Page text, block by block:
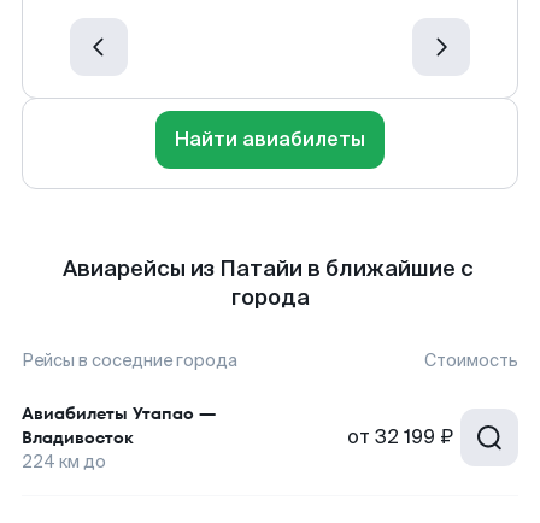
Найти авиабилеты
Авиарейсы из Патайи в ближайшие с
города
Рейсы в соседние города Стоимость
Авиабилеты Утапао —
Владивосток
224 км до
от 32 199 ₽